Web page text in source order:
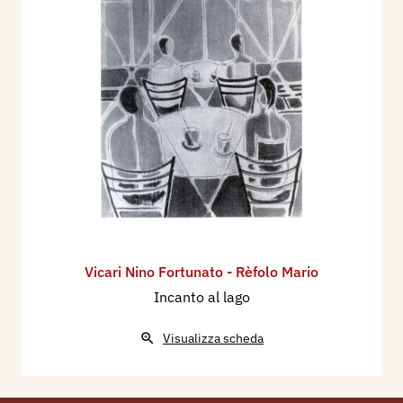
Vicari Nino Fortunato - Rèfolo Mario
Incanto al lago
Visualizza scheda